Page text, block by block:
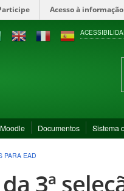
Acesso à informação
Documentos Sistema
PARA EAD
3ª